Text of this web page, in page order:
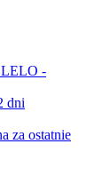
-
dni
za ostatnie